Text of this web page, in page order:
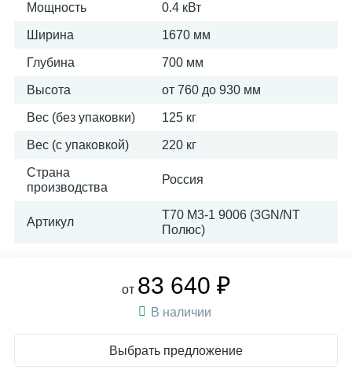
Мощность 0.4 кВт
Ширина 1670 мм
Глубина 700 мм
Высота от 760 до 930 мм
Вес (без упаковки) 125 кг
Вес (с упаковкой) 220 кг
Страна
производства
Россия
Артикул
T70 M3-1 9006 (3GN/NT
Полюс)
от 83 640 ₽
В наличии
Выбрать предложение